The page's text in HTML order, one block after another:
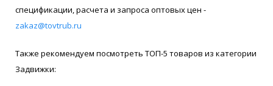
спецификации, расчета и запроса оптовых цен -
zakaz@tovtrub.ru
Также рекомендуем посмотреть ТОП-5 товаров из категории
Задвижки: